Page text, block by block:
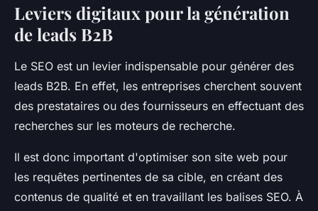
Leviers digitaux pour la génération
de leads B2B
Le SEO est un levier indispensable pour générer des
leads B2B. En effet, les entreprises cherchent souvent
des prestataires ou des fournisseurs en effectuant des
recherches sur les moteurs de recherche.
Il est donc important d'optimiser son site web pour
les requêtes pertinentes de sa cible, en créant des
contenus de qualité et en travaillant les balises SEO. À